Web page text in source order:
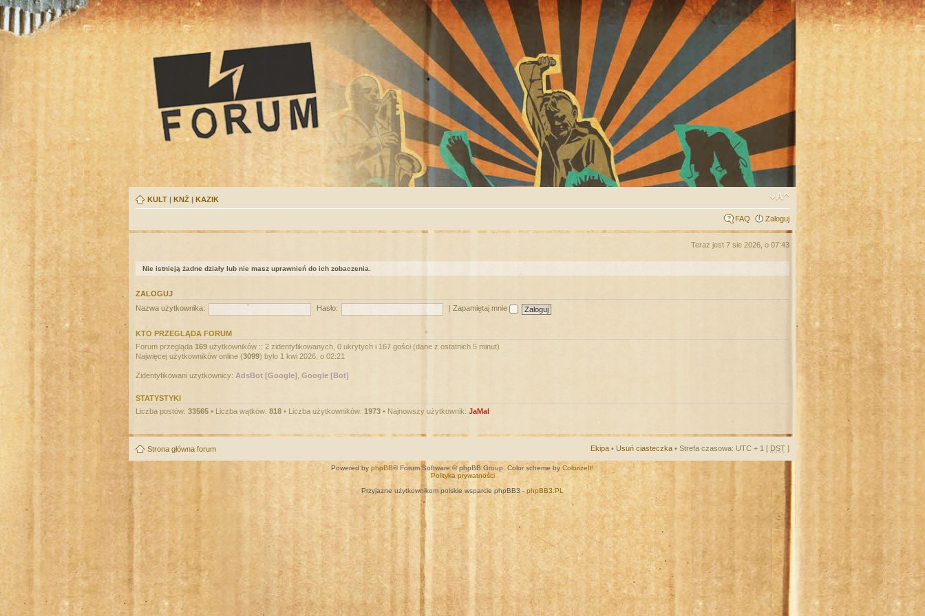
KULT | KNŻ | KAZIK
FAQ Zaloguj
Teraz jest 7 sie 2026, o 07:43
Nie istnieją żadne działy lub nie masz uprawnień do ich zobaczenia.
ZALOGUJ
Nazwa użytkownika:
Hasło: Zapamiętaj mnie
KTO PRZEGLĄDA FORUM
Forum przegląda 169 użytkowników :: 2 zidentyfikowanych, 0 ukrytych i 167 gości (dane z ostatnich 5 minut)
Najwięcej użytkowników online (3099) było 1 kwi 2026, o 02:21
Zidentyfikowani użytkownicy: AdsBot [Google] Google [Bot]
STATYSTYKI
Liczba postów: 33565 • Liczba wątków: 818 • Liczba użytkowników: 1973 • Najnowszy użytkownik: JaMal
Strona główna forum Ekipa • Usuń ciasteczka • Strefa czasowa: UTC + 1 [ DST ]
Powered by phpBB® Forum Software © phpBB Group. Color scheme by ColorizeIt!
Polityka prywatności
Przyjazne użytkownikom polskie wsparcie phpBB3 - phpBB3.PL